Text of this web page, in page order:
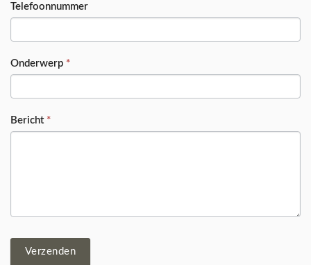
Telefoonnummer
Onderwerp *
Bericht *
Verzenden